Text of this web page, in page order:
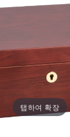
탭하여 확장